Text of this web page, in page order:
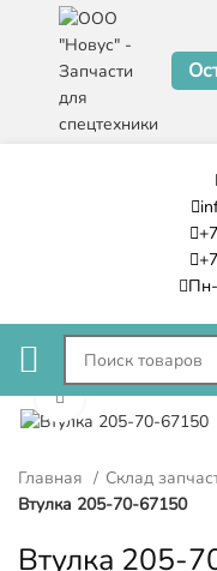
Нажмите, чтобы
Главная
Склад
Втулка 205-70-67150
Втулка 205-